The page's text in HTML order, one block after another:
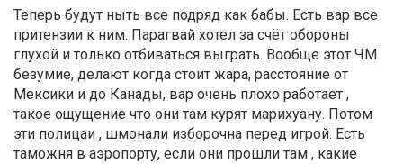
Теперь будут ныть все подряд как бабы. Есть вар все
притензии к ним. Парагвай хотел за счёт обороны
глухой и только отбиваться выграть. Вообще этот ЧМ
безумие, делают когда стоит жара, расстояние от
Мексики и до Канады, вар очень плохо работает ,
такое ощущение что они там курят марихуану. Потом
эти полицаи , шмонали изборочна перед игрой. Есть
таможня в аэропорту, если они прошли там , какие